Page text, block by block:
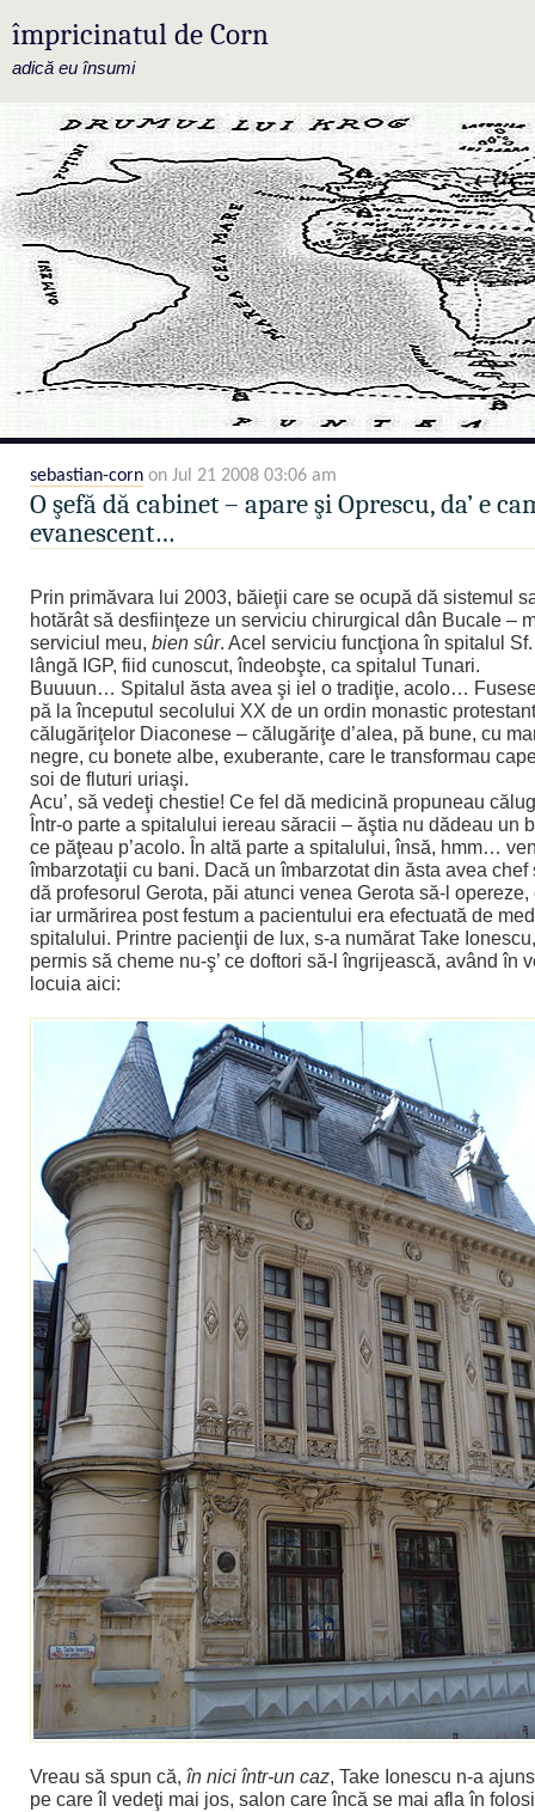
împricinatul de Corn
adică eu însumi
sebastian-corn on Jul 21 2008 03:06 am
O şefă dă cabinet – apare şi Oprescu, da’ e
evanescent…
Prin primăvara lui 2003, băieţii care se ocupă dă sistemul
hotărât să desfiinţeze un serviciu chirurgical dân Bucale –
serviciul meu, bien sûr. Acel serviciu funcţiona în spitalul
lângă IGP, fiid cunoscut, îndeobşte, ca spitalul Tunari.
Buuuun… Spitalul ăsta avea şi iel o tradiţie, acolo…
pă la începutul secolului XX de un ordin monastic
călugăriţelor Diaconese – călugăriţe d’alea, pă bune, cu
negre, cu bonete albe, exuberante, care le transformau
soi de fluturi uriaşi.
Acu’, să vedeţi chestie! Ce fel dă medicină propuneau
Într-o parte a spitalului iereau săracii – ăştia nu dădeau un
ce păţeau p’acolo. În altă parte a spitalului, însă, hmm…
îmbarzotaţii cu bani. Dacă un îmbarzotat din ăsta avea chef
dă profesorul Gerota, păi atunci venea Gerota să-l opereze,
iar urmărirea post festum a pacientului era efectuată de
spitalului. Printre pacienţii de lux, s-a numărat Take
permis să cheme nu-ş’ ce doftori să-l îngrijească, având în
locuia aici:
Vreau să spun că, în nici într-un caz, Take Ionescu n-a
pe care îl vedeţi mai jos, salon care încă se mai afla în